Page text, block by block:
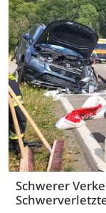
Schwerer